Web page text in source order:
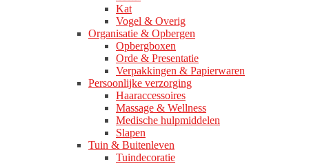
Kat
Vogel & Overig
Organisatie & Opbergen
Opbergboxen
Orde & Presentatie
Verpakkingen & Papierwaren
Persoonlijke verzorging
Haaraccessoires
Massage & Wellness
Medische hulpmiddelen
Slapen
Tuin & Buitenleven
Tuindecoratie